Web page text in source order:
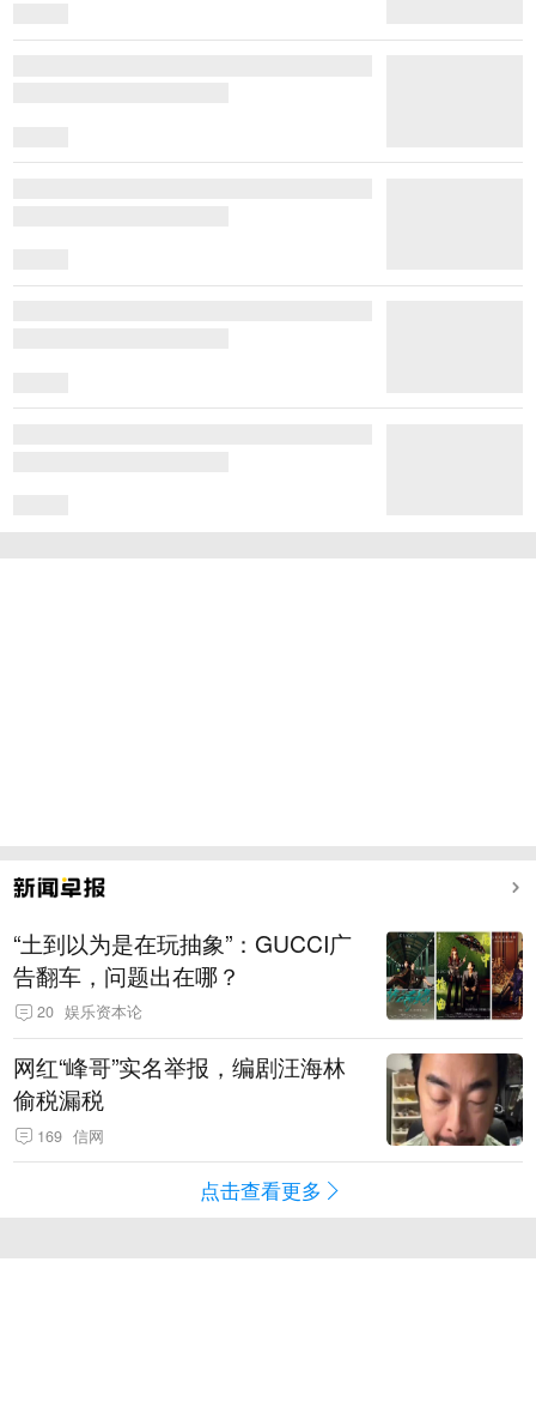
“土到以为是在玩抽象”：GUCCI广
告翻车，问题出在哪？
20 娱乐资本论
网红“峰哥”实名举报，编剧汪海林
偷税漏税
169 信网
点击查看更多